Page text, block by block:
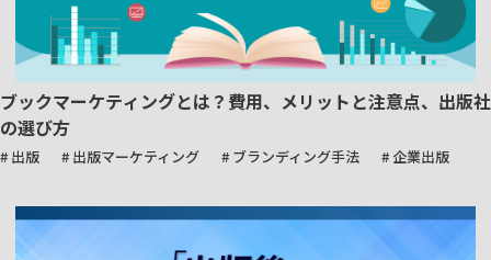
ブックマーケティングとは？費用、メリットと注意点、出版社
の選び方
# 出版 # 出版マーケティング # ブランディング手法 # 企業出版